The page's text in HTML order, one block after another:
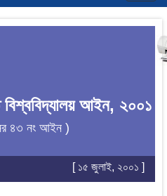
বিশ্ববিদ্যালয় আইন, ২০০১
৪৩ নং আইন )
[ ১৫ জুলাই, ২০০১ ]